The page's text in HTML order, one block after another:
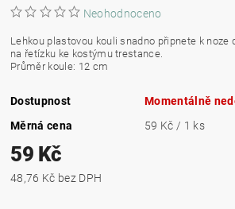
Neohodnoceno
Lehkou plastovou kouli snadno připnete k noze
na řetízku ke kostýmu trestance.
Průměr koule: 12 cm
Dostupnost
Momentálně
Měrná cena
59 Kč / 1 ks
59 Kč
48,76 Kč bez DPH